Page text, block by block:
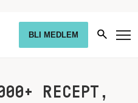
BLI MEDLEM
RECEPT,